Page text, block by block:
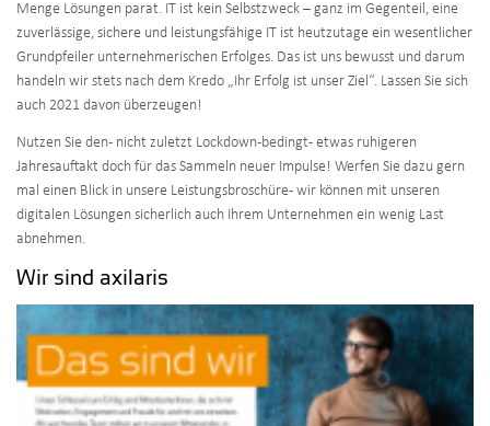
Menge Lösungen parat. IT ist kein Selbstzweck – ganz im Gegenteil, eine
zuverlässige, sichere und leistungsfähige IT ist heutzutage ein wesentlicher
Grundpfeiler unternehmerischen Erfolges. Das ist uns bewusst und darum
handeln wir stets nach dem Kredo „Ihr Erfolg ist unser Ziel“. Lassen Sie sich
auch 2021 davon überzeugen!
Nutzen Sie den - nicht zuletzt Lockdown-bedingt - etwas ruhigeren
Jahresauftakt doch für das Sammeln neuer Impulse! Werfen Sie dazu gern
mal einen Blick in unsere Leistungsbroschüre - wir können mit unseren
digitalen Lösungen sicherlich auch Ihrem Unternehmen ein wenig Last
abnehmen.
Wir sind axilaris